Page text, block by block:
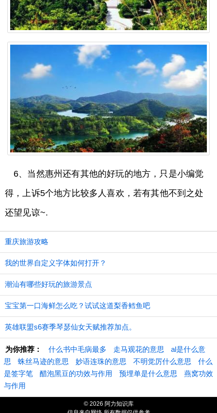
6、当然惠州还有其他的好玩的地方，只是小编觉
得，上诉5个地方比较多人喜欢，若有其他不到之处
还望见谅~.
重庆旅游攻略
我的世界自定义字体如何打开？
潮汕有哪些好玩的旅游景点
宝宝第一口海鲜怎么吃？试试这道梨香鳕鱼吧
英雄联盟s6赛季琴瑟仙女天赋推荐加点。
为你推荐： 什么书中毛病最多 走马观花的意思
al是什么意
思
蛛丝马迹的意思 妙语连珠的意思 不明觉厉什么意思
什么
是签字笔
醋泡黑豆的功效与作用 预埋单是什么意思
燕窝功效
与作用
© 2026 阿力知识库